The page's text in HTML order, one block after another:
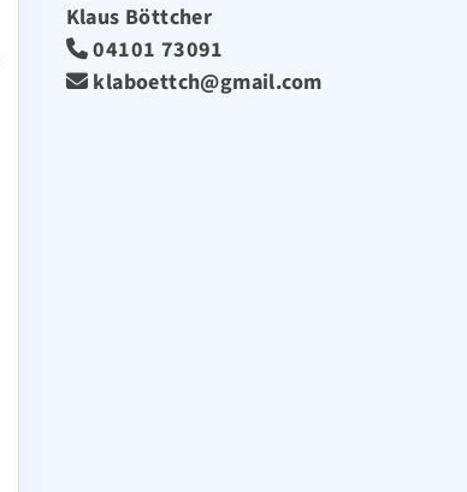
Klaus Böttcher
04101 73091
klaboettch@gmail.com